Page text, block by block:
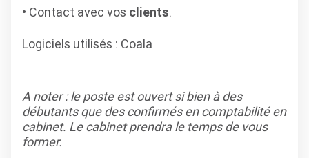
Contact avec vos clients.
Logiciels utilisés : Coala
A noter : le poste est ouvert si bien à des
débutants que des confirmés en comptabilité en
cabinet. Le cabinet prendra le temps de vous
former.